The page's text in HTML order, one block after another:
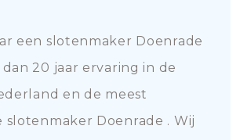
een slotenmaker Doenrade
20 jaar ervaring in de
en de meest
Doenrade . Wij